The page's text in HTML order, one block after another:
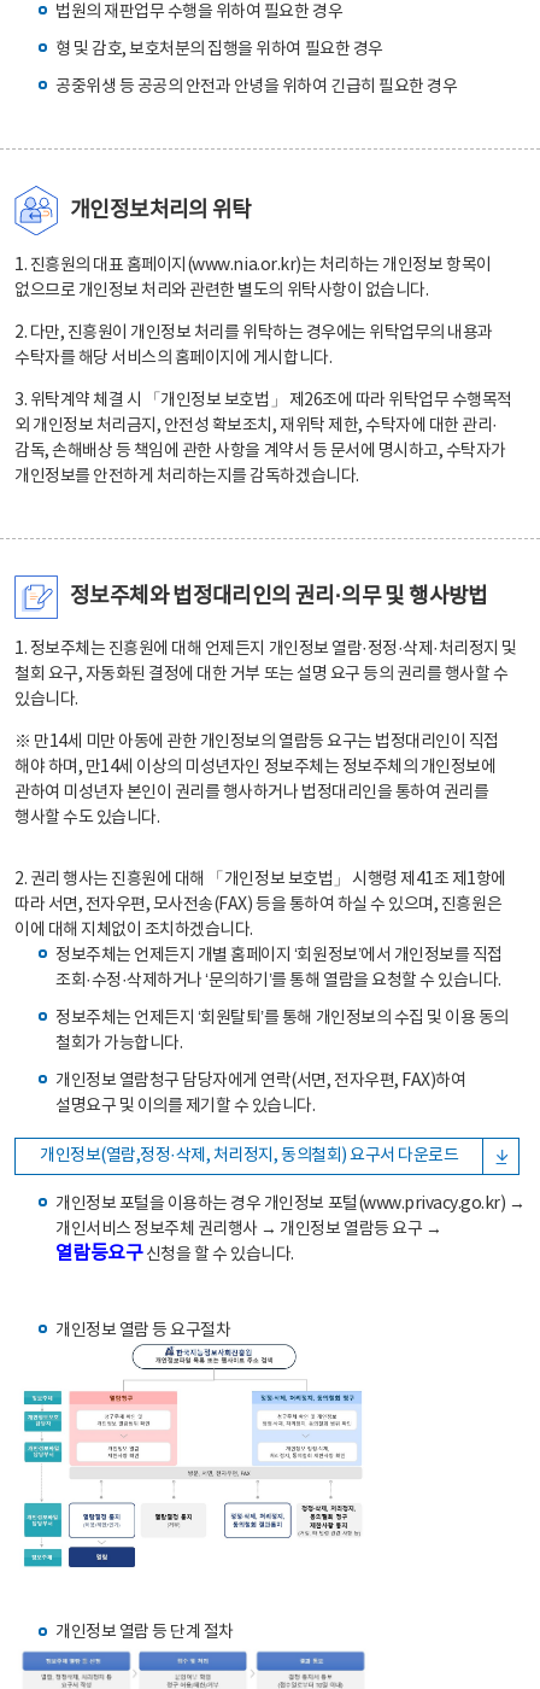
법원의 재판업무 수행을 위하여 필요한 경우
형 및 감호, 보호처분의 집행을 위하여 필요한 경우
공중위생 등 공공의 안전과 안녕을 위하여 긴급히 필요한 경우
개인정보처리의 위탁
1. 진흥원의 대표 홈페이지(www.nia.or.kr)는 처리하는 개인정보 항목이
없으므로 개인정보 처리와 관련한 별도의 위탁사항이 없습니다.
2. 다만, 진흥원이 개인정보 처리를 위탁하는 경우에는 위탁업무의 내용과
수탁자를 해당 서비스의 홈페이지에 게시합니다.
3. 위탁계약 체결 시 「개인정보 보호법」 제26조에 따라 위탁업무 수행목적
외 개인정보 처리금지, 안전성 확보조치, 재위탁 제한, 수탁자에 대한 관리·
감독, 손해배상 등 책임에 관한 사항을 계약서 등 문서에 명시하고, 수탁자가
개인정보를 안전하게 처리하는지를 감독하겠습니다.
정보주체와 법정대리인의 권리·의무 및 행사방법
1. 정보주체는 진흥원에 대해 언제든지 개인정보 열람·정정·삭제·처리정지 및
철회 요구, 자동화된 결정에 대한 거부 또는 설명 요구 등의 권리를 행사할 수
있습니다.
※ 만14세 미만 아동에 관한 개인정보의 열람등 요구는 법정대리인이 직접
해야 하며, 만14세 이상의 미성년자인 정보주체는 정보주체의 개인정보에
관하여 미성년자 본인이 권리를 행사하거나 법정대리인을 통하여 권리를
행사할 수도 있습니다.
2. 권리 행사는 진흥원에 대해 「개인정보 보호법」 시행령 제41조 제1항에
따라 서면, 전자우편, 모사전송(FAX) 등을 통하여 하실 수 있으며, 진흥원은
이에 대해 지체없이 조치하겠습니다.
정보주체는 언제든지 개별 홈페이지 ‘회원정보’에서 개인정보를 직접
조회·수정·삭제하거나 ‘문의하기’를 통해 열람을 요청할 수 있습니다.
정보주체는 언제든지 ‘회원탈퇴’를 통해 개인정보의 수집 및 이용 동의
철회가 가능합니다.
개인정보 열람청구 담당자에게 연락(서면, 전자우편, FAX)하여
설명요구 및 이의를 제기할 수 있습니다.
개인정보(열람,정정·삭제, 처리정지, 동의철회) 요구서 다운로드
개인정보 포털을 이용하는 경우 개인정보 포털(www.privacy.go.kr) →
개인서비스 정보주체 권리행사 → 개인정보 열람등 요구 →
열람등요구신청을 할 수 있습니다.
개인정보 열람 등 요구절차
개인정보 열람 등 단계 절차